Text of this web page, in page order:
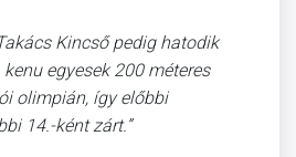
Kincső pedig hatodik
egyesek 200 méteres
olimpián, így előbbi
14.-ként zárt.”